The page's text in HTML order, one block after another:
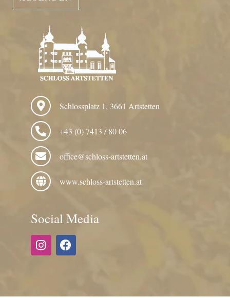
Schlossplatz 1, 3661 Artstetten
+43 (0) 7413 / 80 06
office@schloss-artstetten.at
www.schloss-artstetten.at
Social Media